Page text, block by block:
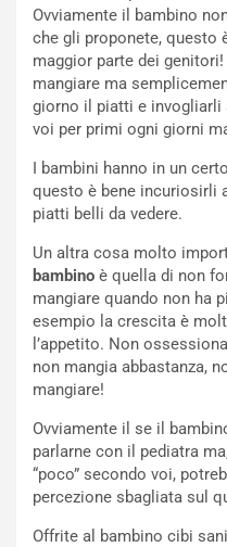
Ovviamente il bambino
che gli proponete, questo
maggior parte dei
mangiare ma
giorno il piatti e invogliarli
voi per primi ogni giorni
I bambini hanno in un
questo è bene incuriosirli
piatti belli da vedere.
Un altra cosa molto
bambino è quella di non
mangiare quando non ha
esempio la crescita è
l’appetito. Non
non mangia abbastanza,
mangiare!
Ovviamente il se il
parlarne con il pediatra
“poco” secondo voi,
percezione sbagliata sul
Offrite al bambino cibi